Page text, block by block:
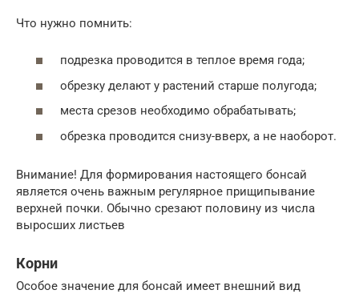
Что нужно помнить:
подрезка проводится в теплое время года;
обрезку делают у растений старше полугода;
места срезов необходимо обрабатывать;
обрезка проводится снизу-вверх, а не наоборот.
Внимание! Для формирования настоящего бонсай
является очень важным регулярное прищипывание
верхней почки. Обычно срезают половину из числа
выросших листьев
Корни
Особое значение для бонсай имеет внешний вид